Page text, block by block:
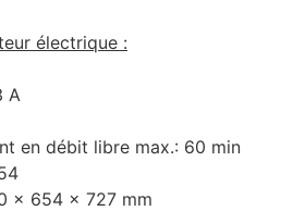
électrique :
A
en débit libre max.: 60 min
x 654 x 727 mm